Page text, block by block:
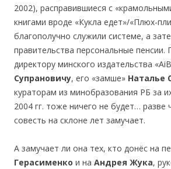
2002), расправившиеся с
книгами вроде «Кукла едет»/«Плюх-
благополучно служили системе, а
правительства персональные
директору минского издательства
Супрановичу, его «замше» Наталье
кураторам из минобразования РБ за
2004 гг. тоже ничего не будет… разве
совесть на склоне лет замучает.
А замучает ли она тех, кто донёс на
Герасименко и на Андрея Жука,